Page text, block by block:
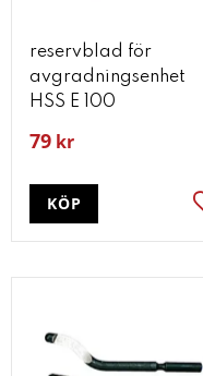
reservblad för
avgradningsenhet
HSS E 100
79 kr
KÖP